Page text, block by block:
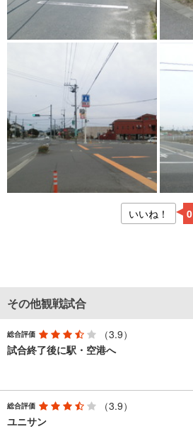
いいね！ 0
その他観戦試合
総合評価
（3.9）
試合終了後に駅・空港へ
総合評価
（3.9）
ユニサン